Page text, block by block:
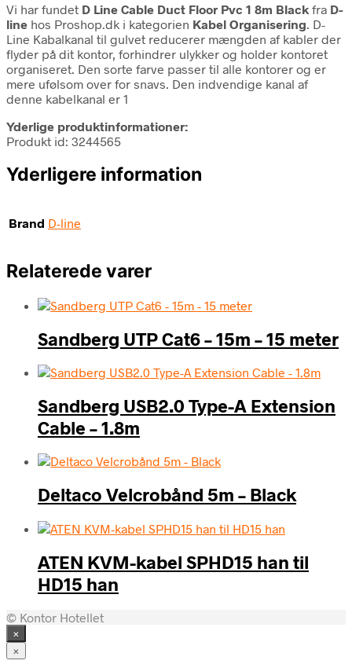
Vi har fundet D Line Cable Duct Floor Pvc 1 8m Black fra D-
line hos Proshop.dk i kategorien Kabel Organisering. D-
Line Kabalkanal til gulvet reducerer mængden af kabler der
flyder på dit kontor, forhindrer ulykker og holder kontoret
organiseret. Den sorte farve passer til alle kontorer og er
mere ufølsom over for snavs. Den indvendige kanal af
denne kabelkanal er 1
Yderlige produktinformationer:
Produkt id: 3244565
Yderligere information
Brand D-line
Relaterede varer
Sandberg UTP Cat6 – 15m – 15 meter
Sandberg USB2.0 Type-A Extension
Cable – 1.8m
Deltaco Velcrobånd 5m – Black
ATEN KVM-kabel SPHD15 han til
HD15 han
© Kontor Hotellet
×
×